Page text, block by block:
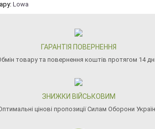
Lowa
ГАРАНТІЯ ПОВЕРНЕННЯ
товару та повернення коштів протягом 14
ЗНИЖКИ ВІЙСЬКОВИМ
цінові пропозиції Силам Оборони